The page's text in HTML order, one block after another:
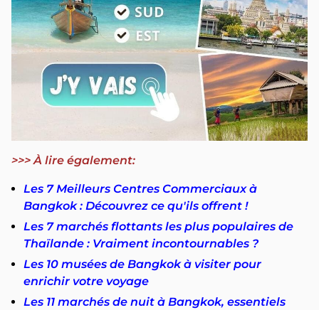
>>> À lire également:
Les 7 Meilleurs Centres Commerciaux à
Bangkok : Découvrez ce qu'ils offrent !
Les 7 marchés flottants les plus populaires de
Thaïlande : Vraiment incontournables ?
Les 10 musées de Bangkok à visiter pour
enrichir votre voyage
Les 11 marchés de nuit à Bangkok, essentiels